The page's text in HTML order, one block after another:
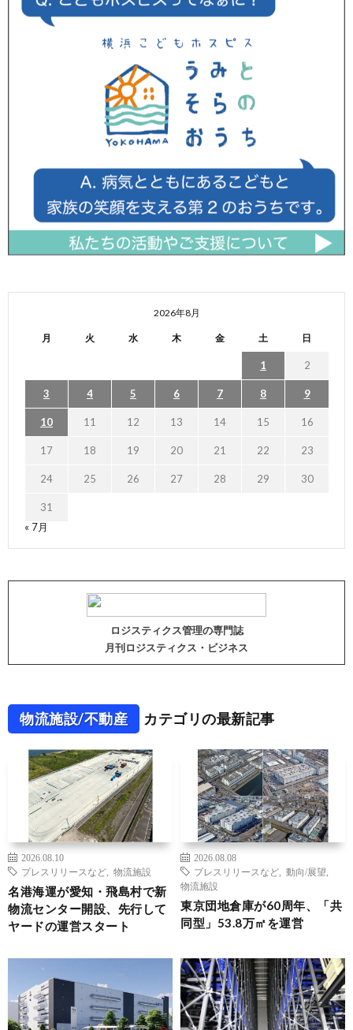
2026年8月
月 火 水 木 金 土 日
1 2
3 4 5 6 7 8 9
10 11 12 13 14 15 16
17 18 19 20 21 22 23
24 25 26 27 28 29 30
31
« 7月
ロジスティクス管理の専門誌
月刊ロジスティクス・ビジネス
物流施設/不動産 カテゴリの最新記事
2026.08.10
プレスリリースなど
物流施設
名港海運が愛知・飛島村で新
物流センター開設、先行して
ヤードの運営スタート
2026.08.08
プレスリリースなど
動向/展望
物流施設
東京団地倉庫が60周年、「共
同型」53.8万㎡を運営